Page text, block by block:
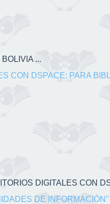
...
CON DSPACE: PARA
DIGITALES CON
DE INFORMACIÓN"